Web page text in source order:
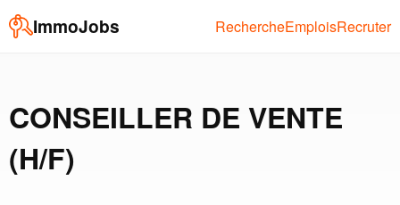
ImmoJobs RechercheEmploisRecruter
CONSEILLER DE VENTE
(H/F)